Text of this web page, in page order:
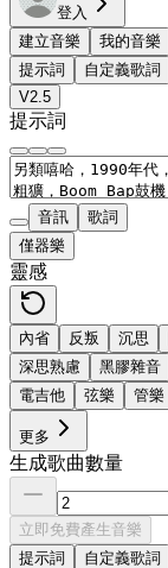
登入
建立音樂
我的音樂
提示詞
自定義歌詞
V2.5
提示詞
音訊
歌詞
僅器樂
靈感
內省 反叛 沉思
深思熟慮
黑膠雜音
電吉他
弦樂 管樂
更多
生成歌曲數量
立即免費產生音樂
提示詞
自定義歌詞